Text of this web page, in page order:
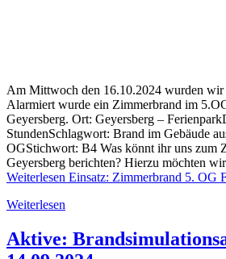
Am Mittwoch den 16.10.2024 wurden wir
Alarmiert wurde ein Zimmerbrand im
Geyersberg. Ort: Geyersberg –
StundenSchlagwort: Brand im Gebäude
OGStichwort: B4 Was könnt ihr uns zum
Geyersberg berichten? Hierzu möchten
Weiterlesen Einsatz: Zimmerbrand 5. OG
Weiterlesen
Aktive: